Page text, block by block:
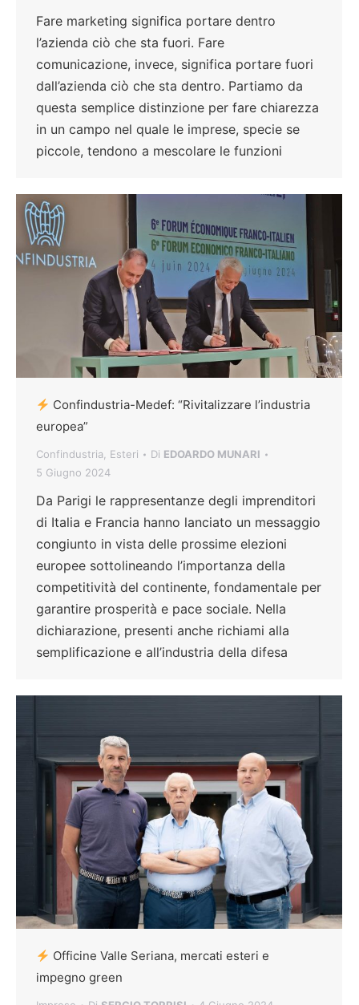
Fare marketing significa portare dentro
l’azienda ciò che sta fuori. Fare
comunicazione, invece, significa portare fuori
dall’azienda ciò che sta dentro. Partiamo da
questa semplice distinzione per fare chiarezza
in un campo nel quale le imprese, specie se
piccole, tendono a mescolare le funzioni
Confindustria-Medef: “Rivitalizzare l’industria
europea”
Confindustria Esteri Di EDOARDO MUNARI
5 Giugno 2024
Da Parigi le rappresentanze degli imprenditori
di Italia e Francia hanno lanciato un messaggio
congiunto in vista delle prossime elezioni
europee sottolineando l’importanza della
competitività del continente, fondamentale per
garantire prosperità e pace sociale. Nella
dichiarazione, presenti anche richiami alla
semplificazione e all’industria della difesa
Officine Valle Seriana, mercati esteri e
impegno green